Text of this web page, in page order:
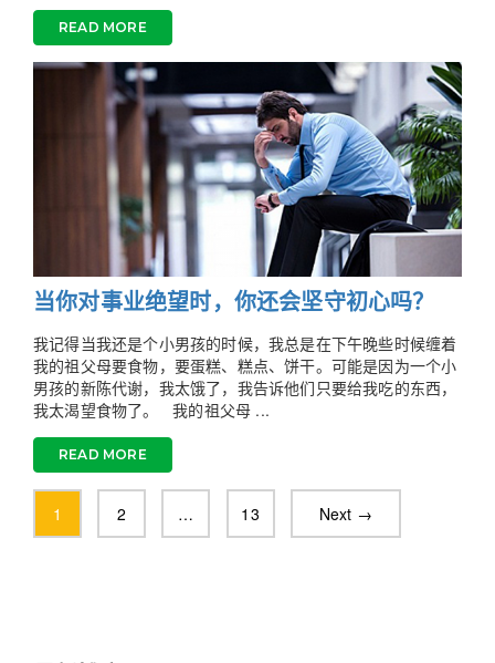
READ MORE
当你对事业绝望时，你还会坚守初心吗？
我记得当我还是个小男孩的时候，我总是在下午晚些时候缠着
我的祖父母要食物，要蛋糕、糕点、饼干。可能是因为一个小
男孩的新陈代谢，我太饿了，我告诉他们只要给我吃的东西，
我太渴望食物了。 我的祖父母 ...
READ MORE
1 2 … 13 Next →